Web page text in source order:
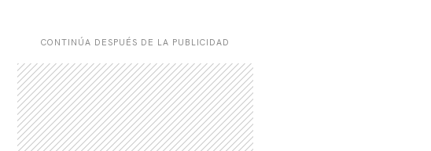
CONTINÚA DESPUÉS DE LA PUBLICIDAD